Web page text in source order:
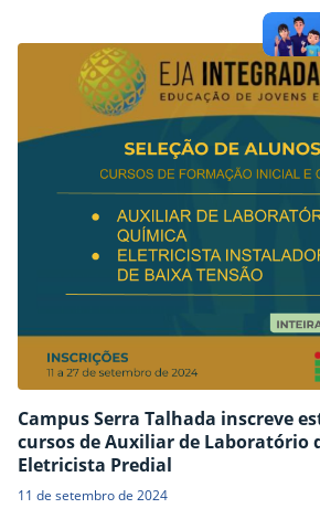
ferramentas de prototipagem digital e
microcontroladores. O objetivo central
participantes para desenvolver soluções
sustentáveis aplicadas às demandas da
Estruturado a partir dos…
Campus Serra Talhada inscreve
cursos de Auxiliar de Laboratório
Eletricista Predial
11 de setembro de 2024